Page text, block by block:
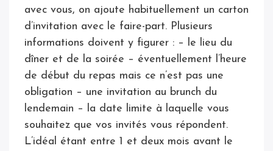
avec vous, on ajoute habituellement un carton
d’invitation avec le faire-part. Plusieurs
informations doivent y figurer : – le lieu du
dîner et de la soirée – éventuellement l’heure
de début du repas mais ce n’est pas une
obligation – une invitation au brunch du
lendemain – la date limite à laquelle vous
souhaitez que vos invités vous répondent.
L’idéal étant entre 1 et deux mois avant le